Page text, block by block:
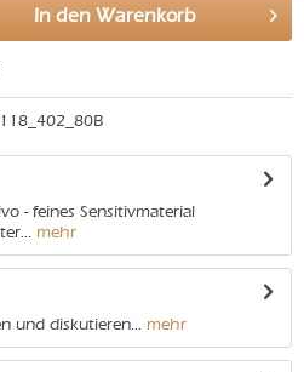
In den Warenkorb
- feines Sensitivmaterial
mehr
und diskutieren... mehr